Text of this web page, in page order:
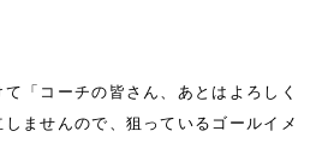
「コーチの皆さん、あとはよろしく
ませんので、狙っているゴールイメ